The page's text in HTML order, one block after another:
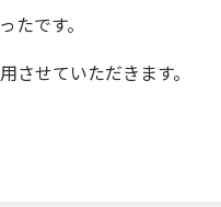
たです。
させていただきます。